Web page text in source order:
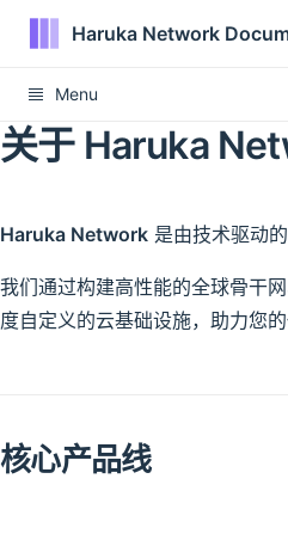
Haruka Network
Menu
关于 Haruka
Haruka Network 是由技术驱动
我们通过构建高性能的全球骨干
度自定义的云基础设施，助力您
核心产品线